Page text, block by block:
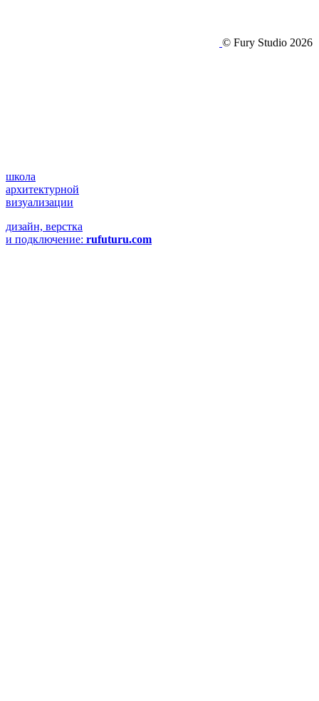
© Fury Studio 2026
школа
архитектурной
визуализации
дизайн, верстка
и подключение: rufuturu.com